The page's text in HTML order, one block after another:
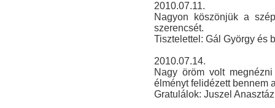
2010.07.11.
Nagyon köszönjük a
szerencsét.
Tisztelettel: Gál György és
2010.07.14.
Nagy öröm volt
élményt felidézett bennem
Gratulálok: Juszel